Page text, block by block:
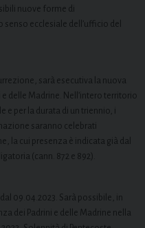
nuove forme di
ecclesiale dell’ufficio del
sarà esecutiva la nuova
delle Madrine. Nell’intero territorio
e per la durata di un triennio, i
saranno celebrati
la cui presenza è indicata già dal
(cann. 872 e 892).
09.04.2023. Sarà possibile, in
dei Padrini e delle Madrine nella